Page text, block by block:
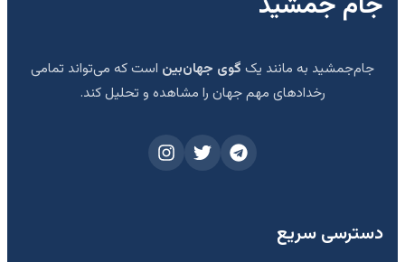
جام‌جمشید به مانند یک گوی جهان‌بین است که می‌تواند تمامی
رخدادهای مهم جهان را مشاهده و تحلیل کند.
دسترسی سریع